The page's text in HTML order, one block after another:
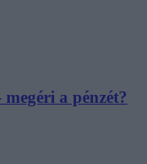
a pénzét?